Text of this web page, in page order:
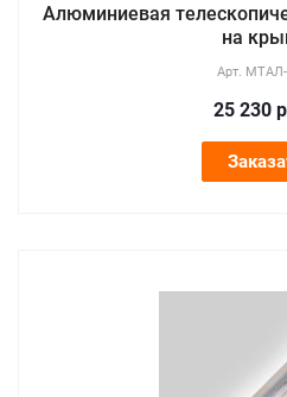
Алюминиевая
на
Арт.
25 230